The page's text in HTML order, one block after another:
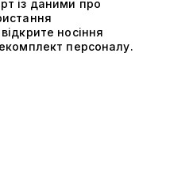
із даними про
носіння
персоналу.